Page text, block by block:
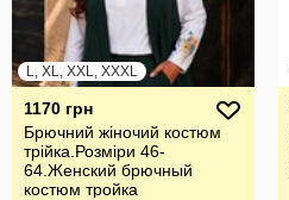
L, XL, XXL, XXXL
1170 грн
Брючний жiночий костюм
трiйка.Розмiри 46-
64.Женский брючный
костюм тройка